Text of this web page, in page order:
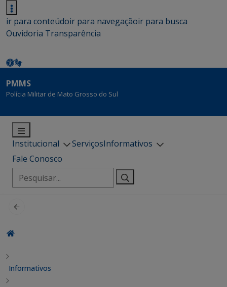
ir para conteúdoir para navegaçãoir para busca
Ouvidoria Transparência
PMMS
Polícia Militar de Mato Grosso do Sul
Institucional ServiçosInformativos
Fale Conosco
Pesquisar
por:
Informativos